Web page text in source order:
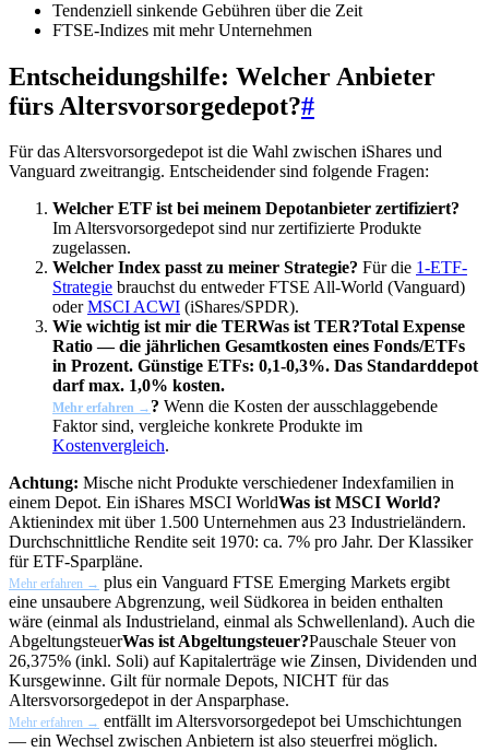
Tendenziell sinkende Gebühren über die Zeit
FTSE-Indizes mit mehr Unternehmen
Entscheidungshilfe: Welcher Anbieter
fürs Altersvorsorgedepot?#
Für das Altersvorsorgedepot ist die Wahl zwischen iShares und
Vanguard zweitrangig. Entscheidender sind folgende Fragen:
Welcher ETF ist bei meinem Depotanbieter zertifiziert?
Im Altersvorsorgedepot sind nur zertifizierte Produkte
zugelassen.
Welcher Index passt zu meiner Strategie? Für die 1-ETF-
Strategie brauchst du entweder FTSE All-World (Vanguard)
oderMSCI ACWI (iShares/SPDR).
Wie wichtig ist mir die TERWas ist TER?Total Expense
Ratio — die jährlichen Gesamtkosten eines Fonds/ETFs
in Prozent. Günstige ETFs: 0,1-0,3%. Das Standarddepot
darf max. 1,0% kosten.
Mehr erfahren → ? Wenn die Kosten der ausschlaggebende
Faktor sind, vergleiche konkrete Produkte im
Kostenvergleich.
Achtung: Mische nicht Produkte verschiedener Indexfamilien in
einem Depot. Ein iShares MSCI WorldWas ist MSCI World?
Aktienindex mit über 1.500 Unternehmen aus 23 Industrieländern.
Durchschnittliche Rendite seit 1970: ca. 7% pro Jahr. Der Klassiker
für ETF-Sparpläne.
Mehr erfahren → plus ein Vanguard FTSE Emerging Markets ergibt
eine unsaubere Abgrenzung, weil Südkorea in beiden enthalten
wäre (einmal als Industrieland, einmal als Schwellenland). Auch die
AbgeltungsteuerWas ist Abgeltungsteuer?Pauschale Steuer von
26,375% (inkl. Soli) auf Kapitalerträge wie Zinsen, Dividenden und
Kursgewinne. Gilt für normale Depots, NICHT für das
Altersvorsorgedepot in der Ansparphase.
Mehr erfahren → entfällt im Altersvorsorgedepot bei Umschichtungen
— ein Wechsel zwischen Anbietern ist also steuerfrei möglich.